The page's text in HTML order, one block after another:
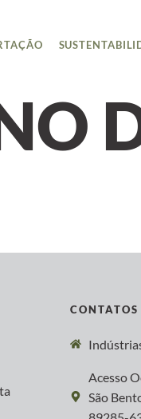
Acesso
São